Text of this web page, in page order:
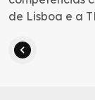
de Lisboa e a